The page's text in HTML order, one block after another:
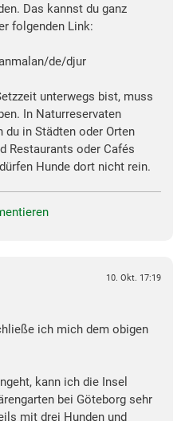
Das kannst du ganz
folgenden Link:
de/djur
unterwegs bist, muss
In Naturreservaten
du in Städten oder Orten
Restaurants oder Cafés
Hunde dort nicht rein.
10. Okt. 17:19
ich mich dem obigen
kann ich die Insel
bei Göteborg sehr
mit drei Hunden und